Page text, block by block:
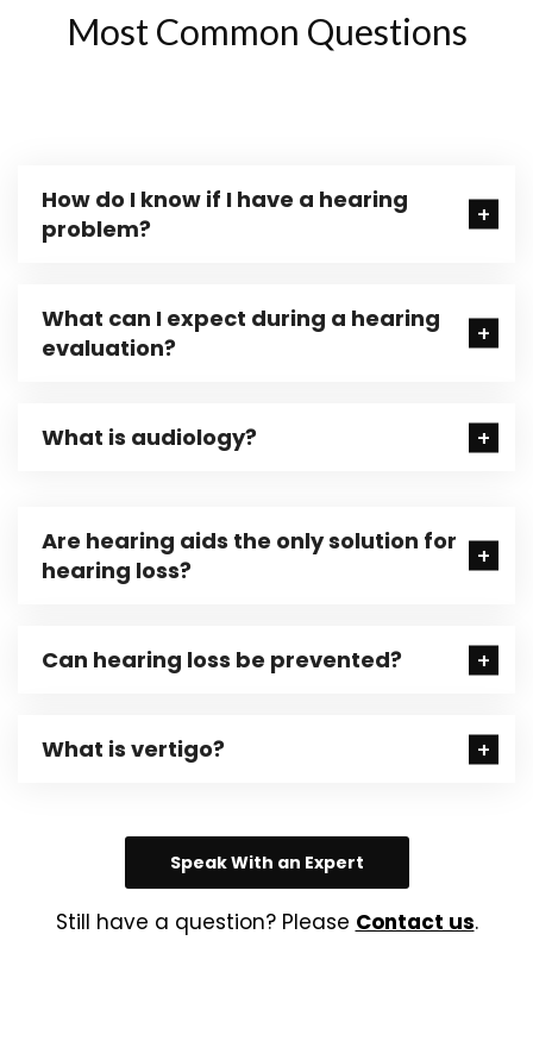
Most Common Questions
How do I know if I have a hearing
problem?
What can I expect during a hearing
evaluation?
What is audiology?
Are hearing aids the only solution for
hearing loss?
Can hearing loss be prevented?
What is vertigo?
Speak With an Expert
Still have a question? Please Contact us.